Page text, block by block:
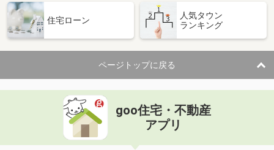
住宅ローン
人気タウン
ランキング
ページトップに戻る
goo住宅・不動産
アプリ